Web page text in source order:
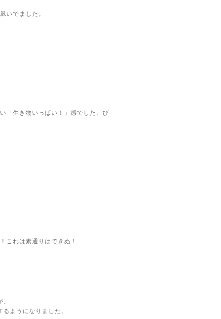
いでました。
「生き物いっぱい！」感でした、び
これは素通りはできぬ！
ようになりました。